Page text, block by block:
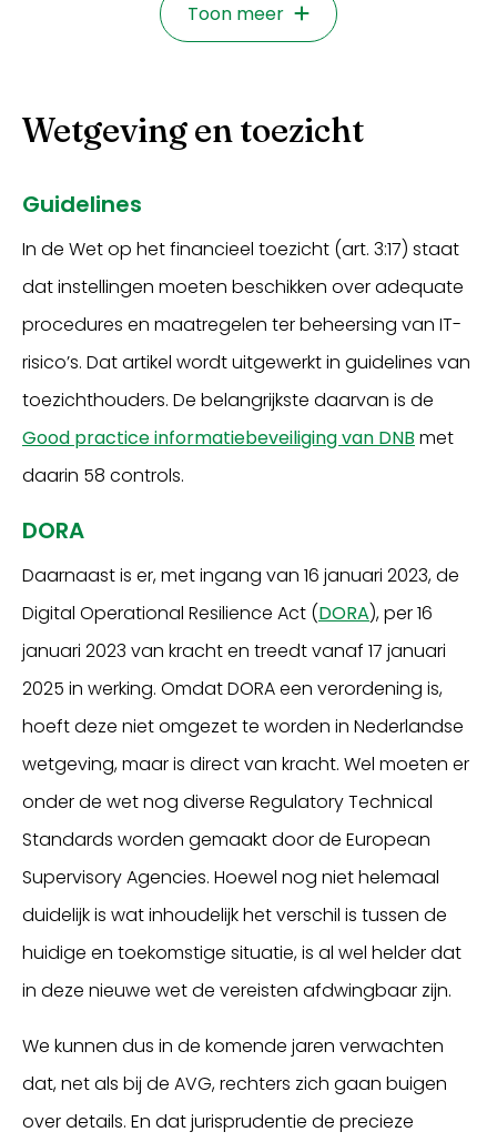
Toon meer
Wetgeving en toezicht
Guidelines
In de Wet op het financieel toezicht (art. 3:17) staat
dat instellingen moeten beschikken over adequate
procedures en maatregelen ter beheersing van IT-
risico’s. Dat artikel wordt uitgewerkt in guidelines van
toezichthouders. De belangrijkste daarvan is de
Good practice informatiebeveiliging van DNB met
daarin 58 controls.
DORA
Daarnaast is er, met ingang van 16 januari 2023, de
Digital Operational Resilience Act (DORA), per 16
januari 2023 van kracht en treedt vanaf 17 januari
2025 in werking. Omdat DORA een verordening is,
hoeft deze niet omgezet te worden in Nederlandse
wetgeving, maar is direct van kracht. Wel moeten er
onder de wet nog diverse Regulatory Technical
Standards worden gemaakt door de European
Supervisory Agencies. Hoewel nog niet helemaal
duidelijk is wat inhoudelijk het verschil is tussen de
huidige en toekomstige situatie, is al wel helder dat
in deze nieuwe wet de vereisten afdwingbaar zijn.
We kunnen dus in de komende jaren verwachten
dat, net als bij de AVG, rechters zich gaan buigen
over details. En dat jurisprudentie de precieze